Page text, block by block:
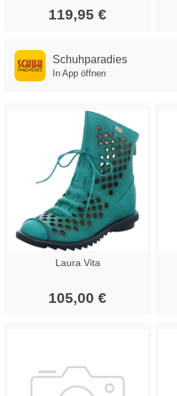
119,95 €
Schuhparadies
In App öffnen
Laura Vita
105,00 €